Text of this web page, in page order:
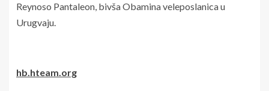
Reynoso Pantaleon, bivša Obamina veleposlanica u
Urugvaju.
hb.hteam.org